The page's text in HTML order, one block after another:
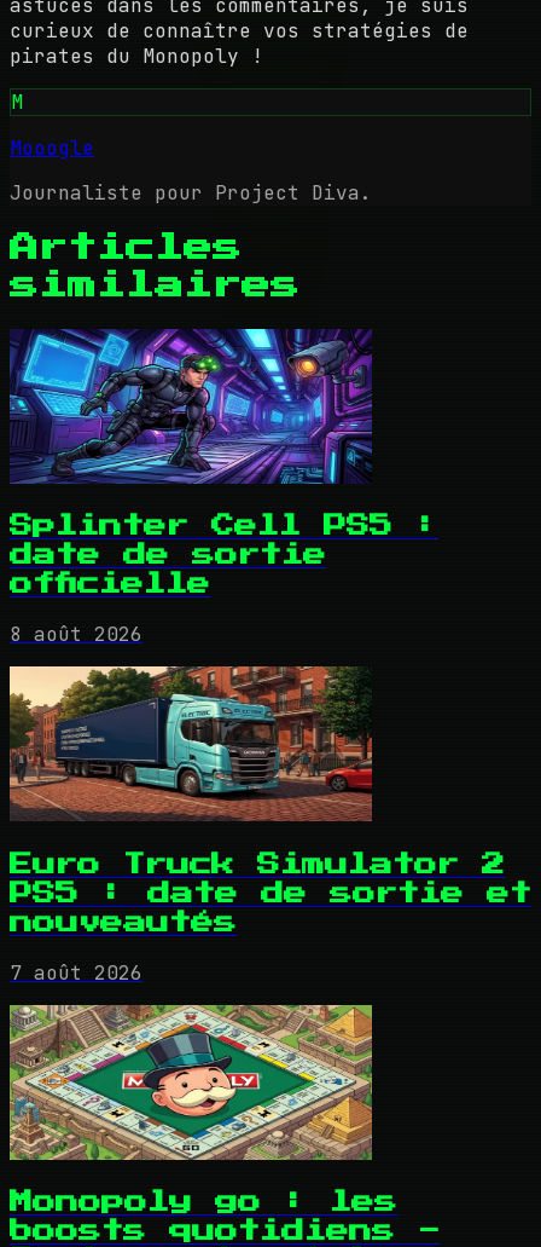
astuces dans les commentaires, je suis
curieux de connaître vos stratégies de
pirates du Monopoly !
M
Mooogle
Journaliste pour Project Diva.
Articles
similaires
Splinter Cell PS5 :
date de sortie
officielle
8 août 2026
Euro Truck Simulator 2
PS5 : date de sortie et
nouveautés
7 août 2026
Monopoly go : les
boosts quotidiens -